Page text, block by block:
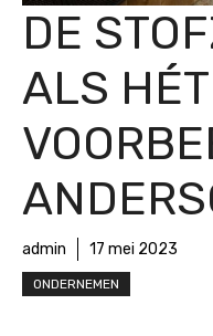
DE
ALS HÉT
admin 17 mei 2023
ONDERNEMEN